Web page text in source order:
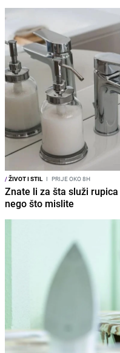
/ŽIVOT I STIL I PRIJE OKO 8H
Znate li za šta služi
nego što mislite